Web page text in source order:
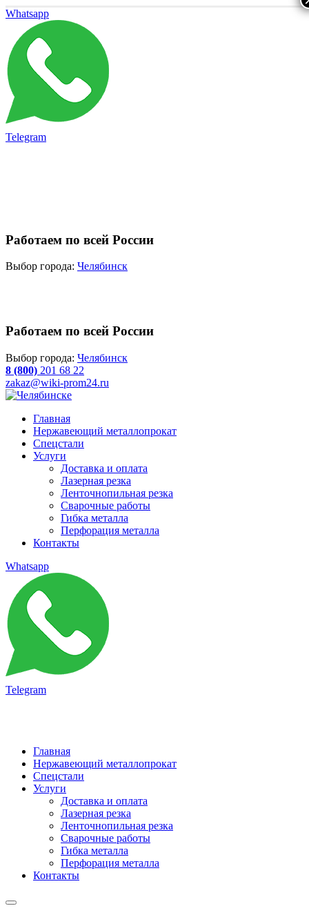
Whatsapp
Telegram
Работаем по всей России
Выбор города: Челябинск
Работаем по всей России
Выбор города: Челябинск
8 (800) 201 68 22
zakaz@wiki-prom24.ru
Главная
Нержавеющий металлопрокат
Спецстали
Услуги
Доставка и оплата
Лазерная резка
Ленточнопильная резка
Сварочные работы
Гибка металла
Перфорация металла
Контакты
Whatsapp
Telegram
Главная
Нержавеющий металлопрокат
Спецстали
Услуги
Доставка и оплата
Лазерная резка
Ленточнопильная резка
Сварочные работы
Гибка металла
Перфорация металла
Контакты